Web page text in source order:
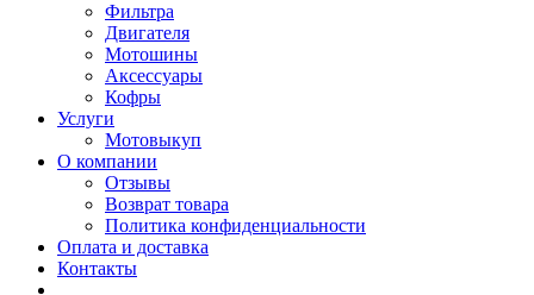
Фильтра
Двигателя
Мотошины
Аксессуары
Кофры
Услуги
Мотовыкуп
О компании
Отзывы
Возврат товара
Политика конфиденциальности
Оплата и доставка
Контакты